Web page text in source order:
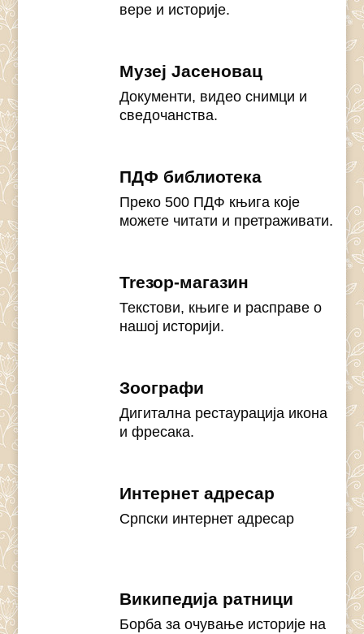
вере и историје.
Музеј Јасеновац
Документи, видео снимци и
сведочанства.
ПДФ библиотека
Преко 500 ПДФ књига које
можете читати и претраживати.
Treзор-магазин
Текстови, књиге и расправе о
нашој историји.
Зоографи
Дигитална рестаурација икона
и фресака.
Интернет адресар
Српски интернет адресар
Википедија ратници
Борба за очување историје на